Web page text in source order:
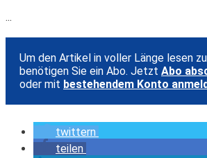
...
Um den Artikel in voller Länge lesen
benötigen Sie ein Abo. Jetzt Abo
oder mit bestehendem Konto
twittern
teilen